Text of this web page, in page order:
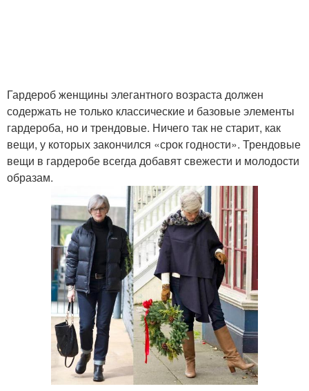
Гардероб женщины элегантного возраста должен
содержать не только классические и базовые элементы
гардероба, но и трендовые. Ничего так не старит, как
вещи, у которых закончился «срок годности». Трендовые
вещи в гардеробе всегда добавят свежести и молодости
образам.